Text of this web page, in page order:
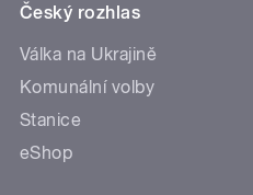
Český rozhlas
Válka na Ukrajině
Komunální volby
Stanice
eShop